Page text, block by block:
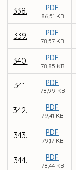
338. PDF
86,51 KB
339. PDF
78,57 KB
340. PDF
78,85 KB
341. PDF
78,99 KB
342. PDF
79,41 KB
343. PDF
79,17 KB
344. PDF
78,44 KB